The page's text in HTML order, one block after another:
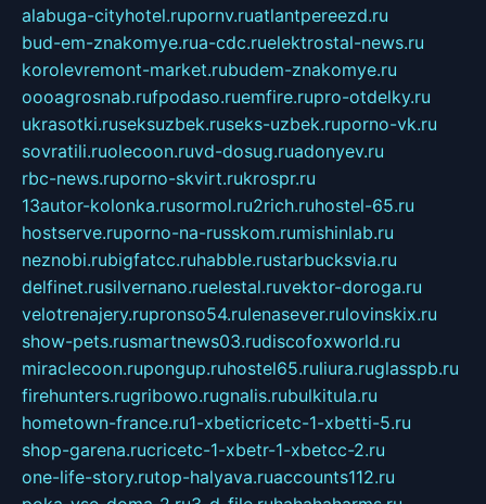
alabuga-cityhotel.rupornv.ruatlantpereezd.ru
bud-em-znakomye.rua-cdc.ruelektrostal-news.ru
korolevremont-market.rubudem-znakomye.ru
oooagrosnab.rufpodaso.ruemfire.rupro-otdelky.ru
ukrasotki.ruseksuzbek.ruseks-uzbek.ruporno-vk.ru
sovratili.ruolecoon.ruvd-dosug.ruadonyev.ru
rbc-news.ruporno-skvirt.rukrospr.ru
13autor-kolonka.rusormol.ru2rich.ruhostel-65.ru
hostserve.ruporno-na-russkom.rumishinlab.ru
neznobi.rubigfatcc.ruhabble.rustarbucksvia.ru
delfinet.rusilvernano.ruelestal.ruvektor-doroga.ru
velotrenajery.rupronso54.rulenasever.rulovinskix.ru
show-pets.rusmartnews03.rudiscofoxworld.ru
miraclecoon.rupongup.ruhostel65.ruliura.ruglasspb.ru
firehunters.rugribowo.rugnalis.rubulkitula.ru
hometown-france.ru1-xbeticricetc-1-xbetti-5.ru
shop-garena.rucricetc-1-xbetr-1-xbetcc-2.ru
one-life-story.rutop-halyava.ruaccounts112.ru